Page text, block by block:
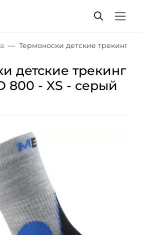
Термоноски детские трекинг
детские трекинг
800 - XS - серый